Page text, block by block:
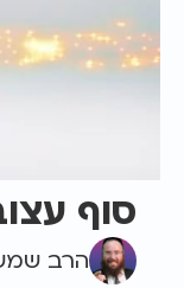
סוף
הרב